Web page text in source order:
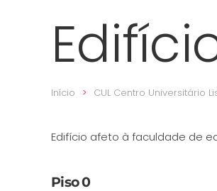
Início CUL Centro Universitário
Edifício afeto à faculdade de
Piso 0